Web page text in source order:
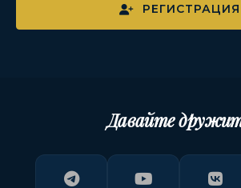
РЕГИСТРАЦИЯ
Давайте